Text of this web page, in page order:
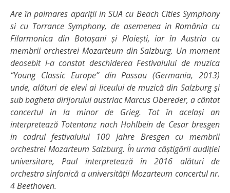
Are în palmares apariții in SUA cu Beach Cities Symphony
si cu Torrance Symphony, de asemenea in România cu
Filarmonica din Botoșani și Ploiești, iar în Austria cu
membrii orchestrei Mozarteum din Salzburg. Un moment
deosebit l-a constat deschiderea Festivalului de muzica
“Young Classic Europe” din Passau (Germania, 2013)
unde, alături de elevi ai liceului de muzică din Salzburg și
sub bagheta dirijorului austriac Marcus Obereder, a cântat
concertul in la minor de Grieg. Tot în același an
interpretează Totentanz nach Hohlbein de Cesar bresgen
in cadrul festivalului 100 Jahre Bresgen cu membrii
orchestrei Mozarteum Salzburg. În urma câștigării audiției
universitare, Paul interpretează în 2016 alături de
orchestra sinfonică a universității Mozarteum concertul nr.
4 Beethoven.